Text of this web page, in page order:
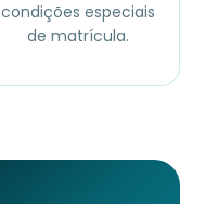
condições especiais
de matrícula.